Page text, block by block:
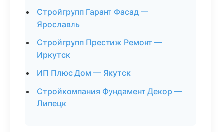
Стройгрупп Гарант Фасад —
Ярославль
Стройгрупп Престиж Ремонт —
Иркутск
ИП Плюс Дом — Якутск
Стройкомпания Фундамент Декор —
Липецк